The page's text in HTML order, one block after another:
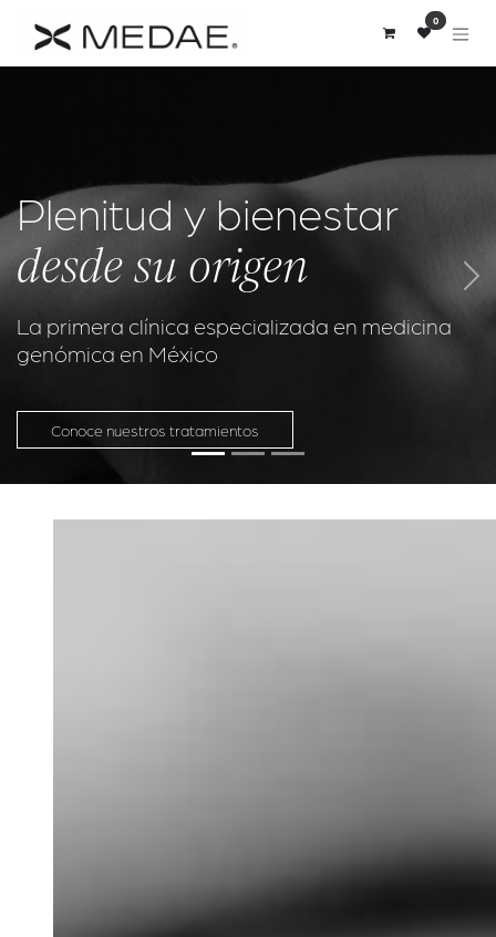
0
Plenitud y bienestar
desde su origen
La primera clínica especializada en medicina
genómica en México
Conoce nuestros tratamientos
Previous